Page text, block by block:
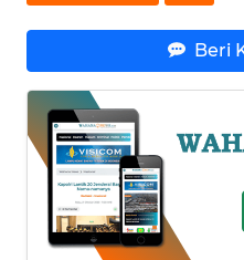
Beri
WN
SUMBAR
WN
SUMSEL